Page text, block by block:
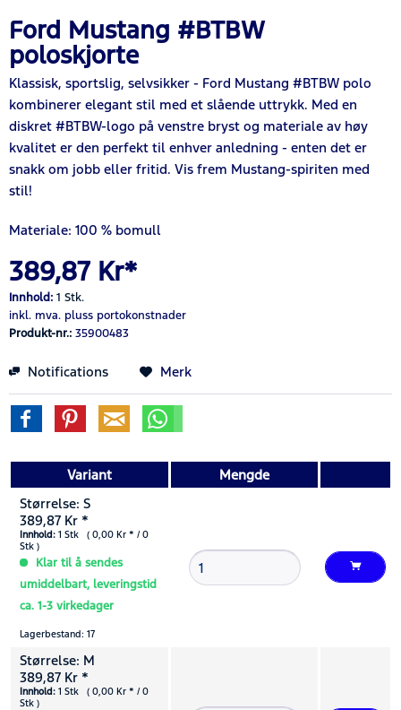
Ford Mustang #BTBW
poloskjorte
Klassisk, sportslig, selvsikker - Ford Mustang #BTBW polo
kombinerer elegant stil med et slående uttrykk. Med en
diskret #BTBW-logo på venstre bryst og materiale av høy
kvalitet er den perfekt til enhver anledning - enten det er
snakk om jobb eller fritid. Vis frem Mustang-spiriten med
stil!
Materiale: 100 % bomull
389,87 Kr*
Innhold: 1 Stk.
inkl. mva. pluss portokonstnader
Produkt-nr.: 35900483
Notifications Merk
Variant
Mengde
Størrelse: S
389,87 Kr *
Innhold: 1 Stk ( 0,00 Kr * / 0
Stk )
Klar til å sendes
umiddelbart, leveringstid
ca. 1-3 virkedager
Lagerbestand: 17
Størrelse: M
389,87 Kr *
Innhold: 1 Stk ( 0,00 Kr * / 0
Stk )